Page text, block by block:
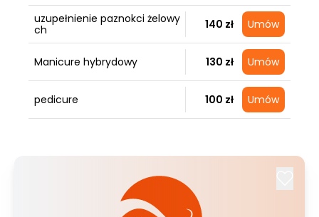
uzupełnienie paznokci żelowy
ch
140 zł Umów
Manicure hybrydowy 130 zł Umów
pedicure 100 zł Umów